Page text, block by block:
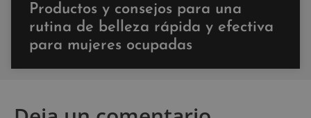
Productos y consejos para una
rutina de belleza rápida y efectiva
para mujeres ocupadas